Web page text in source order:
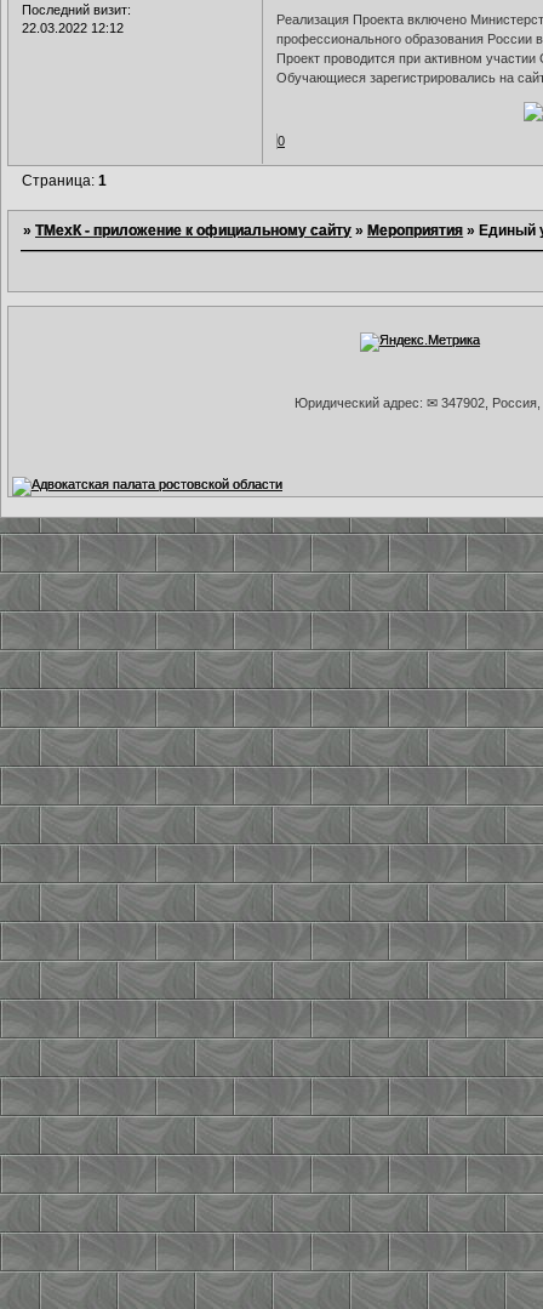
Последний визит:
22.03.2022 12:12
Реализация Проекта включено
профессионального образования России
Проект проводится при активном
Обучающиеся зарегистрировались на
0
Страница:1
»ТМехК - приложение к официальному сайту » Мероприятия » Единый
Юридический адрес: ✉ 347902,